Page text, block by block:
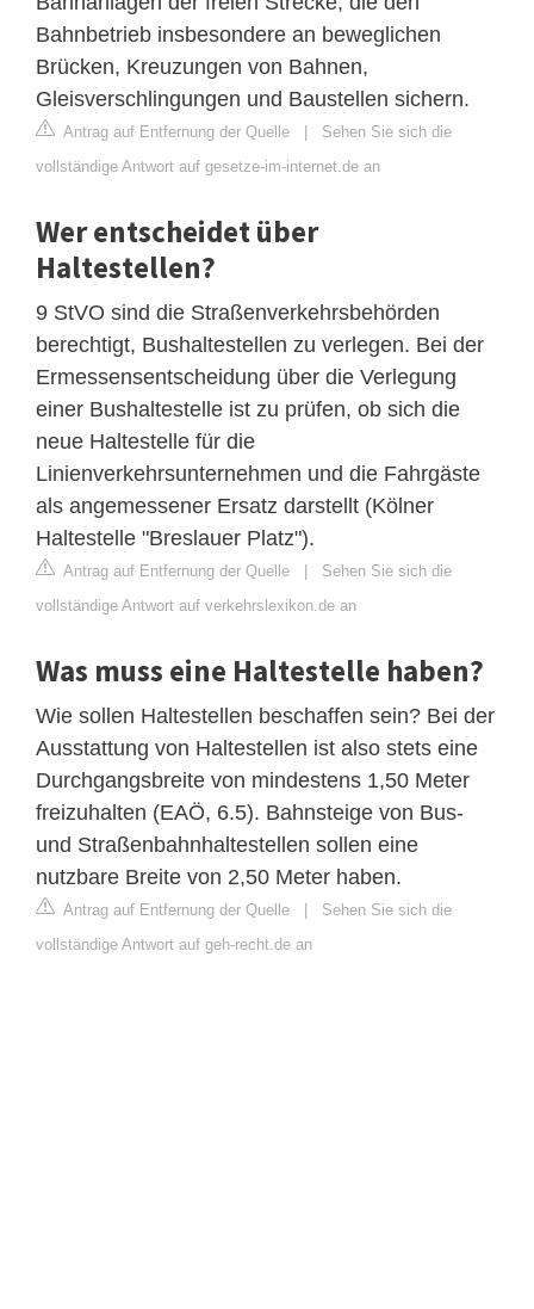
Bahnbetrieb insbesondere an beweglichen
Brücken, Kreuzungen von Bahnen,
Gleisverschlingungen und Baustellen sichern.
Antrag auf Entfernung der Quelle | Sehen Sie sich die
vollständige Antwort auf gesetze-im-internet.de an
Wer entscheidet über
Haltestellen?
9 StVO sind die Straßenverkehrsbehörden
berechtigt, Bushaltestellen zu verlegen. Bei der
Ermessensentscheidung über die Verlegung
einer Bushaltestelle ist zu prüfen, ob sich die
neue Haltestelle für die
Linienverkehrsunternehmen und die Fahrgäste
als angemessener Ersatz darstellt (Kölner
Haltestelle "Breslauer Platz").
Antrag auf Entfernung der Quelle | Sehen Sie sich die
vollständige Antwort auf verkehrslexikon.de an
Was muss eine Haltestelle haben?
Wie sollen Haltestellen beschaffen sein? Bei der
Ausstattung von Haltestellen ist also stets eine
Durchgangsbreite von mindestens 1,50 Meter
freizuhalten (EAÖ, 6.5). Bahnsteige von Bus-
und Straßenbahnhaltestellen sollen eine
nutzbare Breite von 2,50 Meter haben.
Antrag auf Entfernung der Quelle | Sehen Sie sich die
vollständige Antwort auf geh-recht.de an